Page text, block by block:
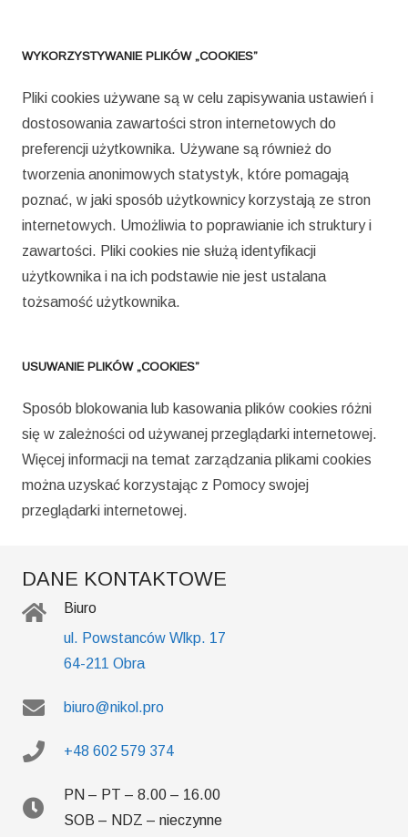
WYKORZYSTYWANIE PLIKÓW „COOKIES”
Pliki cookies używane są w celu zapisywania ustawień i
dostosowania zawartości stron internetowych do
preferencji użytkownika. Używane są również do
tworzenia anonimowych statystyk, które pomagają
poznać, w jaki sposób użytkownicy korzystają ze stron
internetowych. Umożliwia to poprawianie ich struktury i
zawartości. Pliki cookies nie służą identyfikacji
użytkownika i na ich podstawie nie jest ustalana
tożsamość użytkownika.
USUWANIE PLIKÓW „COOKIES”
Sposób blokowania lub kasowania plików cookies różni
się w zależności od używanej przeglądarki internetowej.
Więcej informacji na temat zarządzania plikami cookies
można uzyskać korzystając z Pomocy swojej
przeglądarki internetowej.
DANE KONTAKTOWE
Biuro
ul. Powstanców Wlkp. 17
64-211 Obra
biuro@nikol.pro
+48 602 579 374
PN – PT – 8.00 – 16.00
SOB – NDZ – nieczynne